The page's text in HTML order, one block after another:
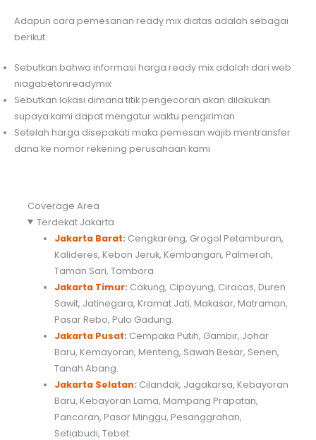
Adapun cara pemesanan ready mix diatas adalah sebagai
berikut:
Sebutkan bahwa informasi harga ready mix adalah dari web
niagabetonreadymix
Sebutkan lokasi dimana titik pengecoran akan dilakukan
supaya kami dapat mengatur waktu pengiriman
Setelah harga disepakati maka pemesan wajib mentransfer
dana ke nomor rekening perusahaan kami
Coverage Area
Terdekat Jakarta
Jakarta Barat: Cengkareng, Grogol Petamburan,
Kalideres, Kebon Jeruk, Kembangan, Palmerah,
Taman Sari, Tambora.
Jakarta Timur: Cakung, Cipayung, Ciracas, Duren
Sawit, Jatinegara, Kramat Jati, Makasar, Matraman,
Pasar Rebo, Pulo Gadung.
Jakarta Pusat: Cempaka Putih, Gambir, Johar
Baru, Kemayoran, Menteng, Sawah Besar, Senen,
Tanah Abang.
Jakarta Selatan: Cilandak, Jagakarsa, Kebayoran
Baru, Kebayoran Lama, Mampang Prapatan,
Pancoran, Pasar Minggu, Pesanggrahan,
Setiabudi, Tebet.